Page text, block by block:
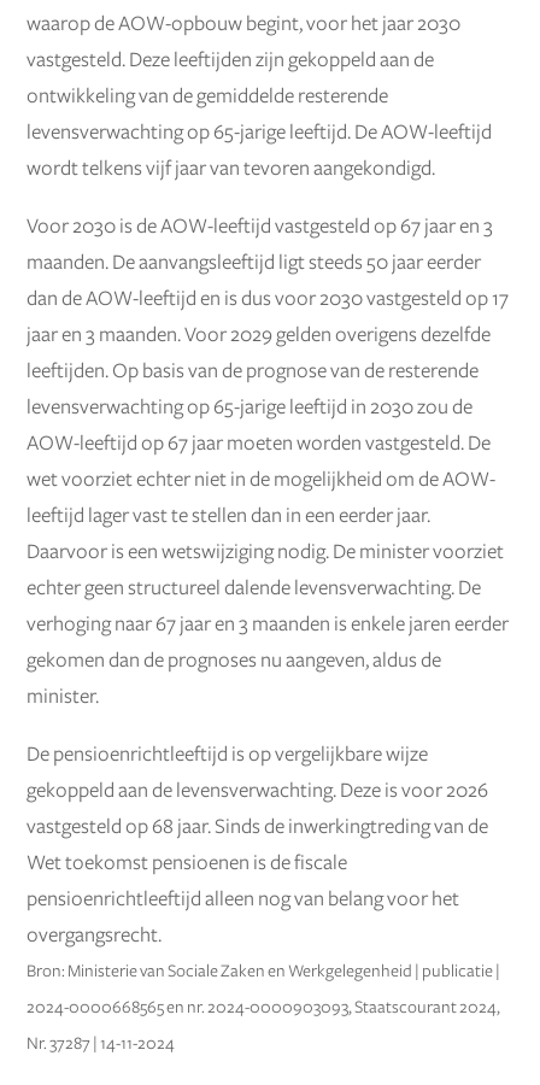
waarop de AOW-opbouw begint, voor het jaar 2030
vastgesteld. Deze leeftijden zijn gekoppeld aan de
ontwikkeling van de gemiddelde resterende
levensverwachting op 65-jarige leeftijd. De AOW-leeftijd
wordt telkens vijf jaar van tevoren aangekondigd.
Voor 2030 is de AOW-leeftijd vastgesteld op 67 jaar en 3
maanden. De aanvangsleeftijd ligt steeds 50 jaar eerder
dan de AOW-leeftijd en is dus voor 2030 vastgesteld op 17
jaar en 3 maanden. Voor 2029 gelden overigens dezelfde
leeftijden. Op basis van de prognose van de resterende
levensverwachting op 65-jarige leeftijd in 2030 zou de
AOW-leeftijd op 67 jaar moeten worden vastgesteld. De
wet voorziet echter niet in de mogelijkheid om de AOW-
leeftijd lager vast te stellen dan in een eerder jaar.
Daarvoor is een wetswijziging nodig. De minister voorziet
echter geen structureel dalende levensverwachting. De
verhoging naar 67 jaar en 3 maanden is enkele jaren eerder
gekomen dan de prognoses nu aangeven, aldus de
minister.
De pensioenrichtleeftijd is op vergelijkbare wijze
gekoppeld aan de levensverwachting. Deze is voor 2026
vastgesteld op 68 jaar. Sinds de inwerkingtreding van de
Wet toekomst pensioenen is de fiscale
pensioenrichtleeftijd alleen nog van belang voor het
overgangsrecht.
Bron: Ministerie van Sociale Zaken en Werkgelegenheid | publicatie |
2024-0000668565 en nr. 2024-0000903093, Staatscourant 2024,
Nr. 37287 | 14-11-2024